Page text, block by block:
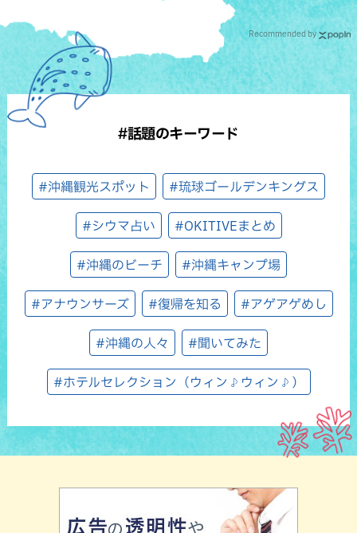
Recommended by
#話題のキーワード
#沖縄観光スポット #琉球ゴールデンキングス
#シウマ占い #OKITIVEまとめ
#沖縄のビーチ #沖縄キャンプ場
#アナウンサーズ #復帰を知る #アゲアゲめし
#沖縄の人々 #聞いてみた
#ホテルセレクション（ウィン♪ウィン♪）